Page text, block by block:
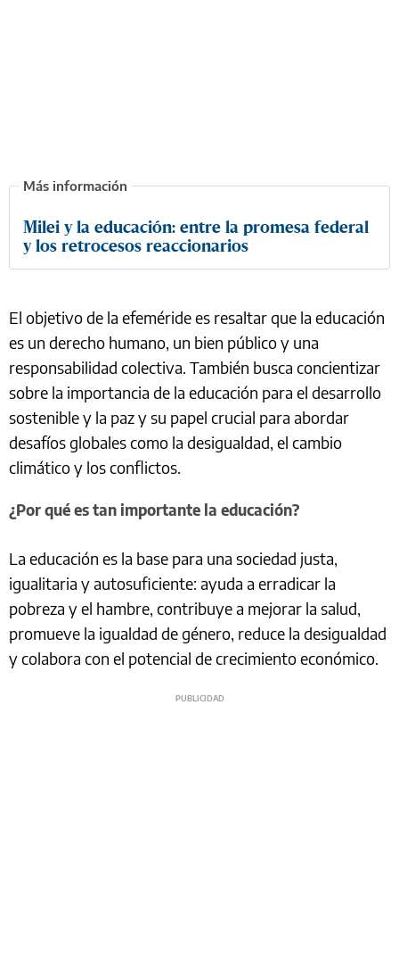
Milei y la educación: entre la promesa federal
y los retrocesos reaccionarios
El objetivo de la efeméride es resaltar que la educación
es un derecho humano, un bien público y una
responsabilidad colectiva. También busca concientizar
sobre la importancia de la educación para el desarrollo
sostenible y la paz y su papel crucial para abordar
desafíos globales como la desigualdad, el cambio
climático y los conflictos.
¿Por qué es tan importante la educación?
La educación es la base para una sociedad justa,
igualitaria y autosuficiente: ayuda a erradicar la
pobreza y el hambre, contribuye a mejorar la salud,
promueve la igualdad de género, reduce la desigualdad
y colabora con el potencial de crecimiento económico.